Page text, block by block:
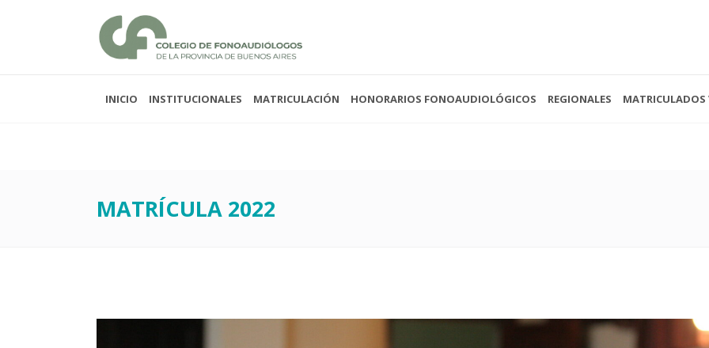
Lunes a viernes 08:00 - 13:00
(0221) 422-4088
Av.
INICIO INSTITUCIONALES MATRICULACIÓN HONORARIOS FONOAUDIOLÓGICOS REGIONALES MATRICULADOS
MATRÍCULA 2022